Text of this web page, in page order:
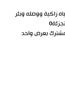
زاكية ووصله وبئر